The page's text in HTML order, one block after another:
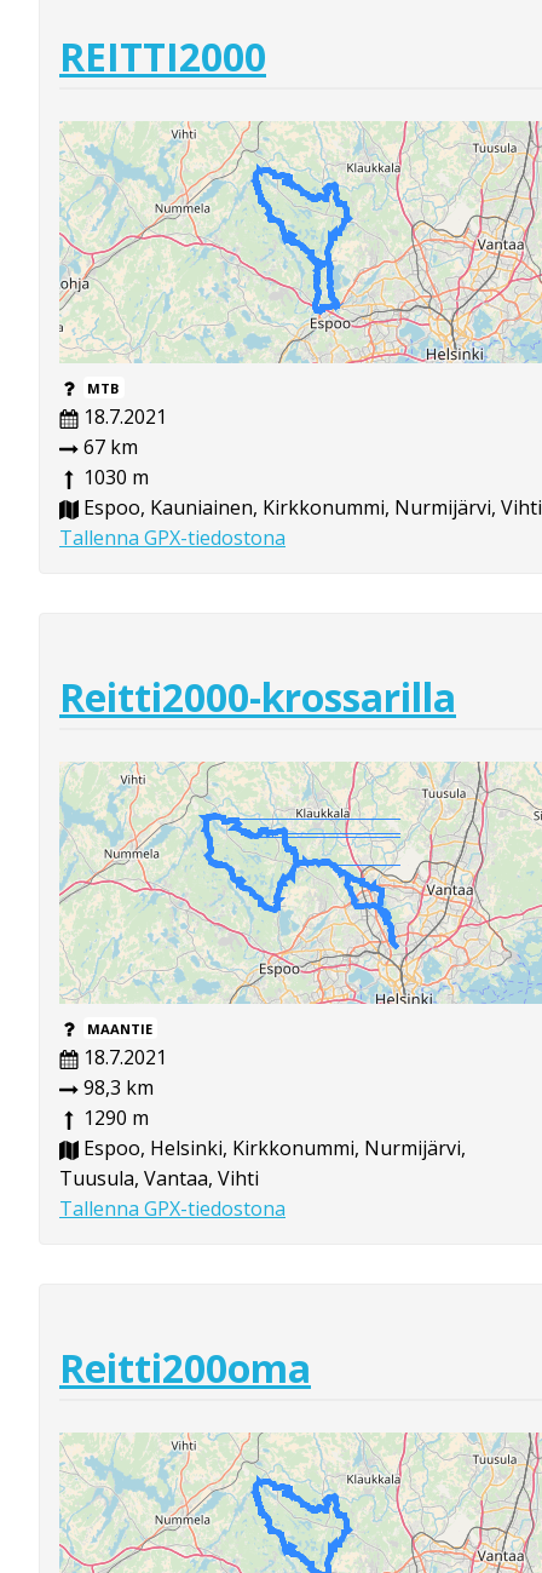
REITTI2000
MTB
18.7.2021
67 km
1030 m
Espoo, Kauniainen, Kirkkonummi, Nurmijärvi, Vihti
Tallenna GPX-tiedostona
Reitti2000-krossarilla
MAANTIE
18.7.2021
98,3 km
1290 m
Espoo, Helsinki, Kirkkonummi, Nurmijärvi,
Tuusula, Vantaa, Vihti
Tallenna GPX-tiedostona
Reitti200oma